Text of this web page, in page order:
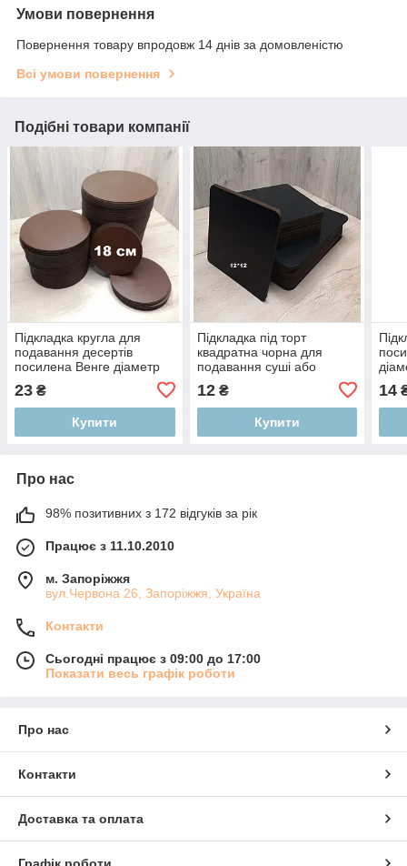
Умови повернення
Повернення товару впродовж 14 днів за домовленістю
Всі умови повернення
Подібні товари компанії
Підкладка кругла для
подавання десертів
посилена Венге діаметр
23 ₴
Купити
Підкладка під торт
квадратна чорна для
подавання суші або
12₴
Купити
14
Про нас
98% позитивних з 172 відгуків за рік
Працює з 11.10.2010
м. Запоріжжя
вул.Червона 26, Запоріжжя, Україна
Контакти
Сьогодні працює з 09:00 до 17:00
Показати весь графік роботи
Про нас
Контакти
Доставка та оплата